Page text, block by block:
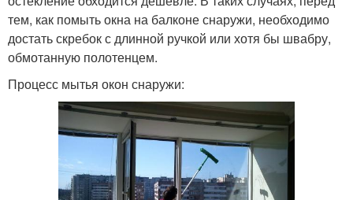
тем, как помыть окна на балконе снаружи, необходимо
достать скребок с длинной ручкой или хотя бы швабру,
обмотанную полотенцем.
Процесс мытья окон снаружи: